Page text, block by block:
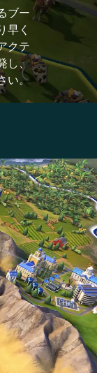
ブー
早く
クテ
し、
い。